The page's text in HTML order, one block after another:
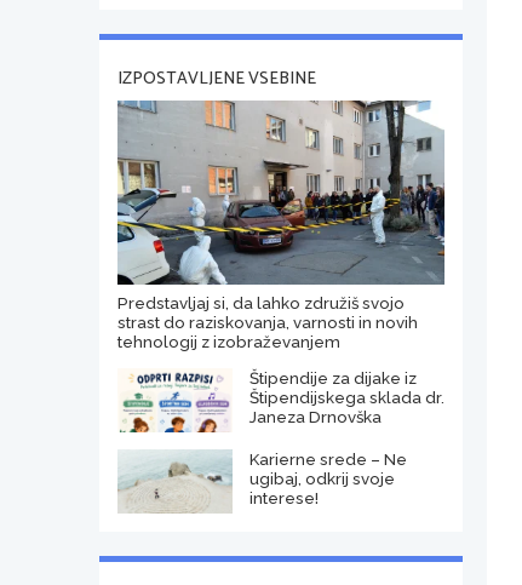
IZPOSTAVLJENE VSEBINE
Predstavljaj si, da lahko združiš svojo
strast do raziskovanja, varnosti in novih
tehnologij z izobraževanjem
Štipendije za dijake iz
Štipendijskega sklada dr.
Janeza Drnovška
Karierne srede – Ne
ugibaj, odkrij svoje
interese!